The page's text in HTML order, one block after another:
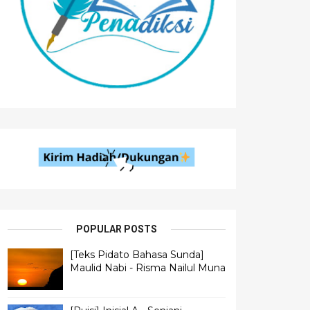
POPULAR POSTS
[Teks Pidato Bahasa Sunda]
Maulid Nabi - Risma Nailul Muna